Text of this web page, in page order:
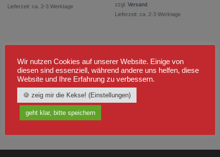
Lieferzeit: ca. 2-3 Werktage
zzgl. Versand
Lieferzeit: ca. 2-3 Werktage
Wir nutzen Cookies auf unserer Website. Einige von
diesen sind essenziell, während andere uns helfen, diese
Website und Ihre Erfahrung zu verbessern.
🍪 zeig mir die Kekse! (Einstellungen)
geht klar, bitte speichern